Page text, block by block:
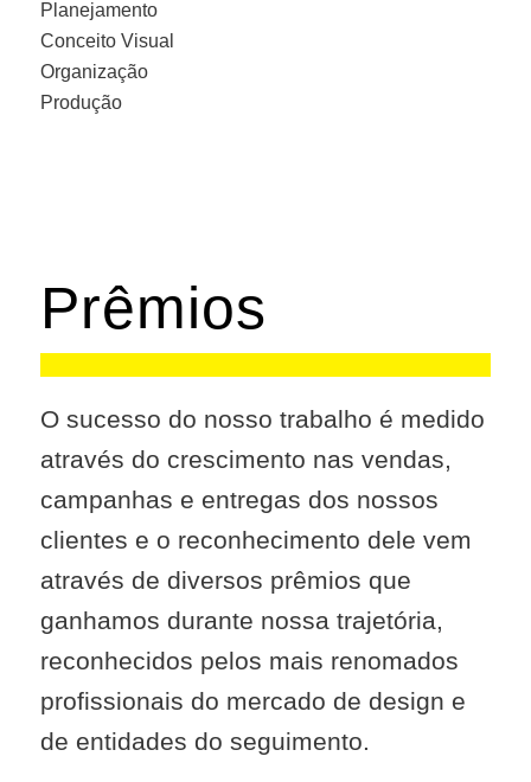
Planejamento
Conceito Visual
Organização
Produção
Prêmios
O sucesso do nosso trabalho é medido
através do crescimento nas vendas,
campanhas e entregas dos nossos
clientes e o reconhecimento dele vem
através de diversos prêmios que
ganhamos durante nossa trajetória,
reconhecidos pelos mais renomados
profissionais do mercado de design e
de entidades do seguimento.